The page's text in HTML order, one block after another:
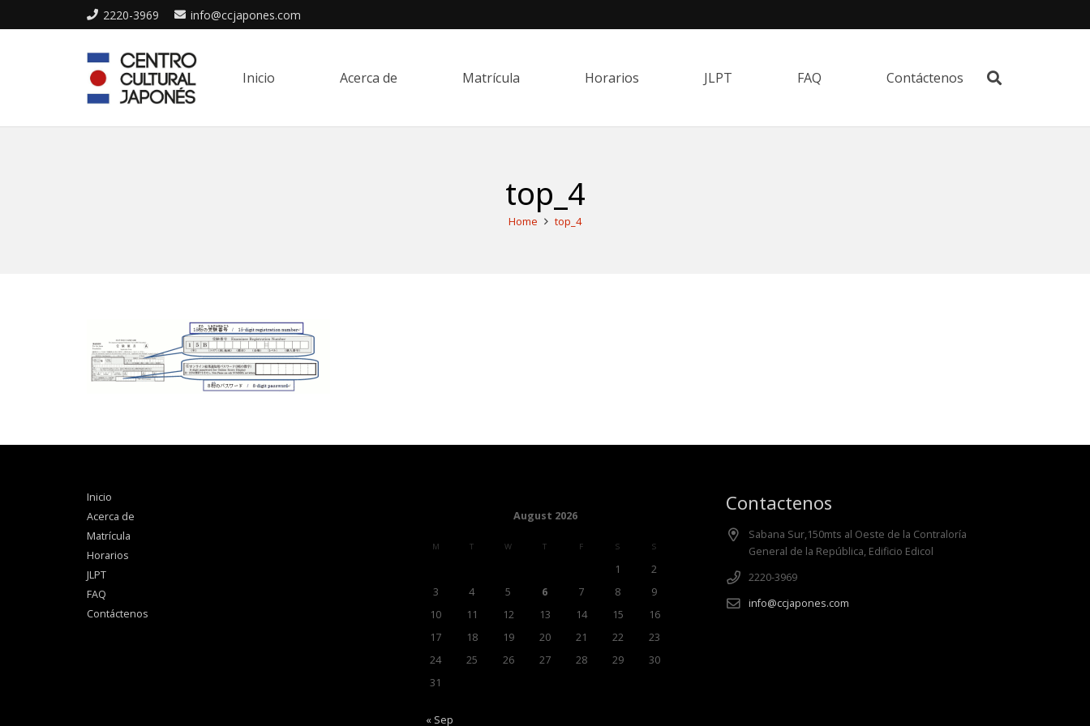
2220-3969 info@ccjapones.com
Inicio Acerca de Matrícula Horarios JLPT FAQ Contáctenos
top_4
Home top_4
Inicio
Acerca de
Matrícula
Horarios
JLPT
FAQ
Contáctenos
August 2026
M T W T F S S
1
2
3
4 5 6 7 8
9
10
11 12 13 14 15
16
17
18 19 20 21 22
23
24
25 26 27 28 29
30
31
« Sep
Contactenos
Sabana Sur,150mts al Oeste de la Contraloría
General de la República, Edificio Edicol
2220-3969
info@ccjapones.com